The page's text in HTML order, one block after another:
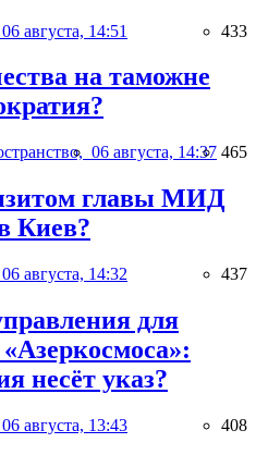
06 августа, 14:51 433
на таможне
06 августа, 14:37 465
главы МИД
Киев?
06 августа, 14:32 437
для
несёт указ?
06 августа, 13:43 408